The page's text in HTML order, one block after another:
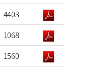
4403
1068
1560